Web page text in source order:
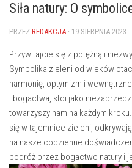
Siła natury: O
PRZEZ REDAKCJA · 19 SIERPNIA 2023
⁣Przywitajcie się z potężną i
Symbolika zieleni od wieków
harmonię, ⁢optymizm i⁢
⁣i bogactwa,⁢ stoi jako
‌towarzyszy nam na każdym
się‍ w tajemnice zieleni,
⁣na nasze codzienne
podróż przez bogactwo natury i